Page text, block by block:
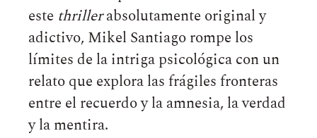
este thrillerabsolutamente original y
adictivo, Mikel Santiago rompe los
límites de la intriga psicológica con un
relato que explora las frágiles fronteras
entre el recuerdo y la amnesia, la verdad
y la mentira.